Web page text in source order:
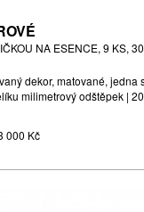
NA ESENCE, 9 KS,
dekor, matované, jedna
milimetrový odštěpek |
000 Kč